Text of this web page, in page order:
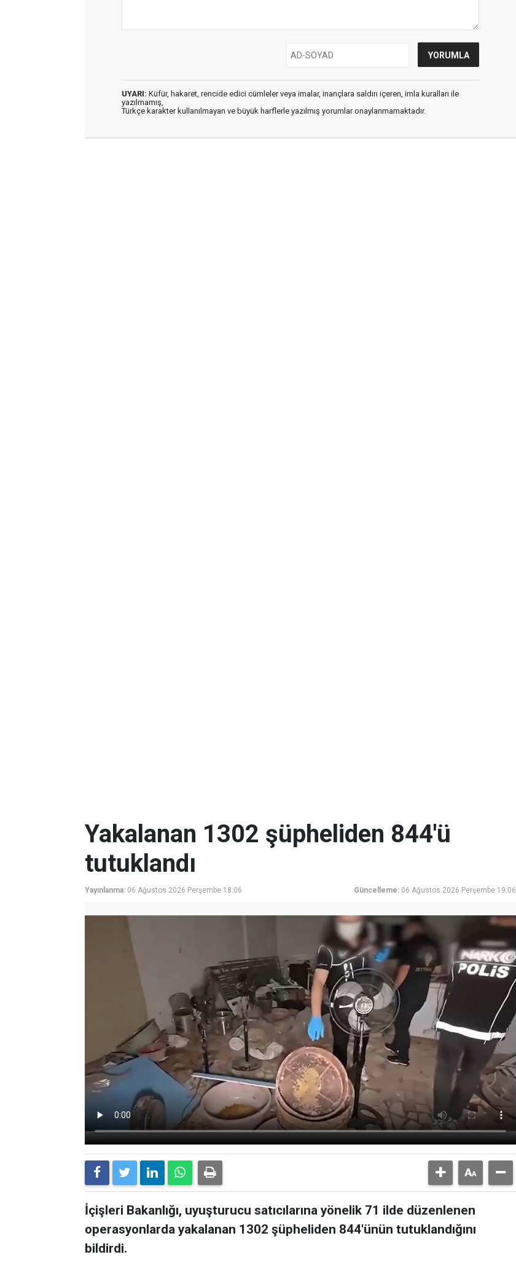
UYARI: Küfür, hakaret, rencide edici cümleler veya imalar, inançlara saldırı içeren, imla kuralları ile
yazılmamış,
Türkçe karakter kullanılmayan ve büyük harflerle yazılmış yorumlar onaylanmamaktadır.
Yakalanan 1302 şüpheliden 844'ü
tutuklandı
Yayınlanma: 06 Ağustos 2026 Perşembe 18:06 Güncelleme: 06 Ağustos 2026 Perşembe 19:06
İçişleri Bakanlığı, uyuşturucu satıcılarına yönelik 71 ilde düzenlenen
operasyonlarda yakalanan 1302 şüpheliden 844'ünün tutuklandığını
bildirdi.